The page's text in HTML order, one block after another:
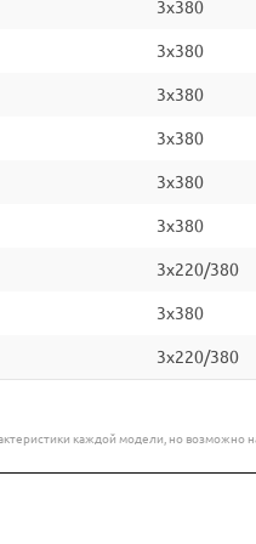
3x380
3x380
3x380
3x380
3x380
3x380
3x220/380
3x380
3x220/380
каждой модели, но возможно